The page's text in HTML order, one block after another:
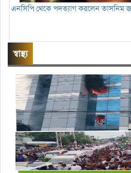
এনসিপি থেকে পদত্যাগ করলেন তাসনিম
স্বাস্থ্য